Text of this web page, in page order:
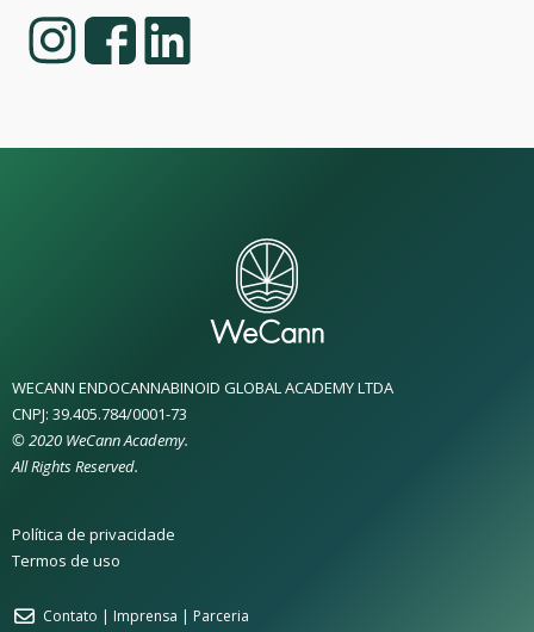
WECANN ENDOCANNABINOID GLOBAL ACADEMY LTDA
CNPJ: 39.405.784/0001-73
© 2020 WeCann Academy.
All Rights Reserved.
Política de privacidade
Termos de uso
Contato | Imprensa | Parceria